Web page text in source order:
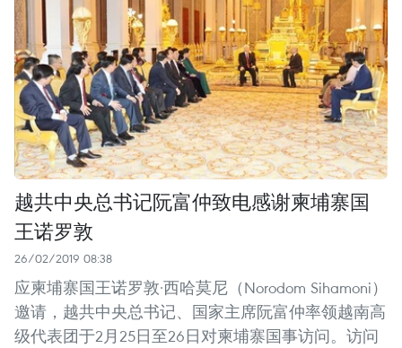
越共中央总书记阮富仲致电感谢柬埔寨国
王诺罗敦
26/02/2019 08:38
应柬埔寨国王诺罗敦·西哈莫尼（Norodom Sihamoni）
邀请，越共中央总书记、国家主席阮富仲率领越南高
级代表团于2月25日至26日对柬埔寨国事访问。访问